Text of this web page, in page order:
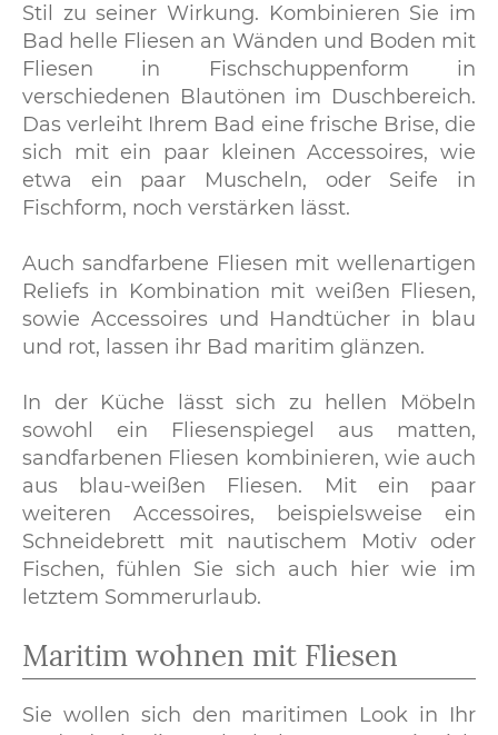
Stil zu seiner Wirkung. Kombinieren Sie im
Bad helle Fliesen an Wänden und Boden mit
Fliesen in Fischschuppenform in
verschiedenen Blautönen im Duschbereich.
Das verleiht Ihrem Bad eine frische Brise, die
sich mit ein paar kleinen Accessoires, wie
etwa ein paar Muscheln, oder Seife in
Fischform, noch verstärken lässt.
Auch sandfarbene Fliesen mit wellenartigen
Reliefs in Kombination mit weißen Fliesen,
sowie Accessoires und Handtücher in blau
und rot, lassen ihr Bad maritim glänzen.
In der Küche lässt sich zu hellen Möbeln
sowohl ein Fliesenspiegel aus matten,
sandfarbenen Fliesen kombinieren, wie auch
aus blau-weißen Fliesen. Mit ein paar
weiteren Accessoires, beispielsweise ein
Schneidebrett mit nautischem Motiv oder
Fischen, fühlen Sie sich auch hier wie im
letztem Sommerurlaub.
Maritim wohnen mit Fliesen
Sie wollen sich den maritimen Look in Ihr